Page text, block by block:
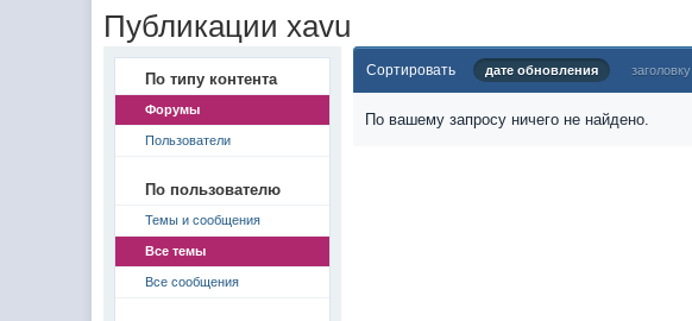
Публикации xavu
По типу контента
Форумы
Пользователи
По пользователю
Темы и сообщения
Все темы
Все сообщения
Сортировать дате обновления заголовку
По вашему запросу ничего не найдено.